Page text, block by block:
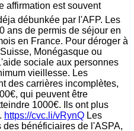
affirmation est souvent
débunkée par l'AFP. Les
ans de permis de séjour en
en France. Pour déroger à
Monégasque ou
sociale aux personnes
vieillesse. Les
des carrières incomplètes,
qui peuvent être
1000€. Ils ont plus
https://cvc.li/vRynQ Les
bénéficiaires de l'ASPA,